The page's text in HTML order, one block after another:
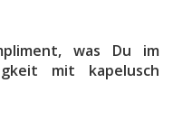
was Du im
mit kapelusch